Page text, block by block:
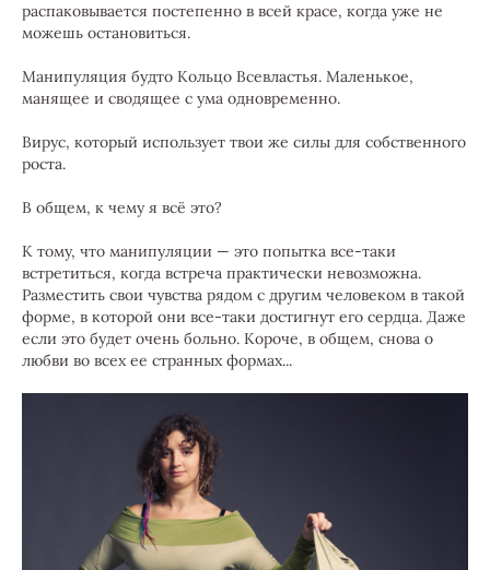
распаковывается постепенно в всей красе, когда уже не
можешь остановиться.
Манипуляция будто Кольцо Всевластья. Маленькое,
манящее и сводящее с ума одновременно.
Вирус, который использует твои же силы для собственного
роста.
В общем, к чему я всё это?
К тому, что манипуляции — это попытка все-таки
встретиться, когда встреча практически невозможна.
Разместить свои чувства рядом с другим человеком в такой
форме, в которой они все-таки достигнут его сердца. Даже
если это будет очень больно. Короче, в общем, снова о
любви во всех ее странных формах...